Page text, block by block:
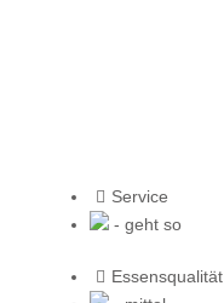
Service
- geht so
Essensqualität